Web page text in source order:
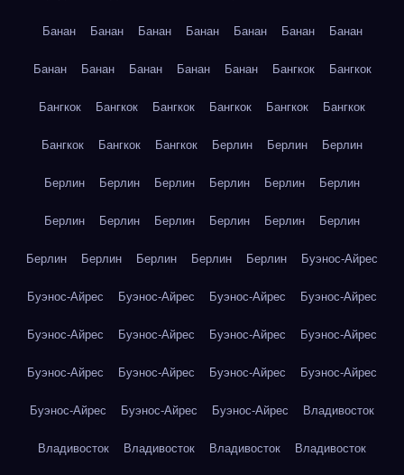
Банан Банан Банан Банан Банан Банан Банан
Банан Банан Банан Банан Банан Бангкок Бангкок
Бангкок Бангкок Бангкок Бангкок Бангкок Бангкок
Бангкок Бангкок Бангкок Берлин Берлин Берлин
Берлин Берлин Берлин Берлин Берлин Берлин
Берлин Берлин Берлин Берлин Берлин Берлин
Берлин Берлин Берлин Берлин Берлин Буэнос-Айрес
Буэнос-Айрес Буэнос-Айрес Буэнос-Айрес Буэнос-Айрес
Буэнос-Айрес Буэнос-Айрес Буэнос-Айрес Буэнос-Айрес
Буэнос-Айрес Буэнос-Айрес Буэнос-Айрес Буэнос-Айрес
Буэнос-Айрес Буэнос-Айрес Буэнос-Айрес Владивосток
Владивосток Владивосток Владивосток Владивосток